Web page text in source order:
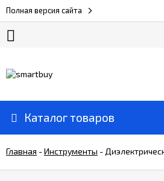
Полная версия сайта
Каталог товаров
Главная -Инструменты -